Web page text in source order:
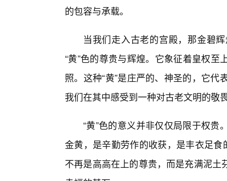
的包容与承载。
当我们走入古老的宫殿，那金碧
“黄”色的尊贵与辉煌。它象征着皇权
照。这种“黄”是庄严的、神圣的，它
我们在其中感受到一种对古老文明的敬
“黄”色的意义并非仅仅局限于权
金黄，是辛勤劳作的收获，是丰衣足
不再是高高在上的尊贵，而是充满泥